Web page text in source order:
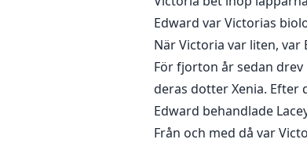
Edward var Victorias
När Victoria var liten, var
För fjorton år sedan
deras dotter Xenia. Efter
Edward behandlade
Från och med då var